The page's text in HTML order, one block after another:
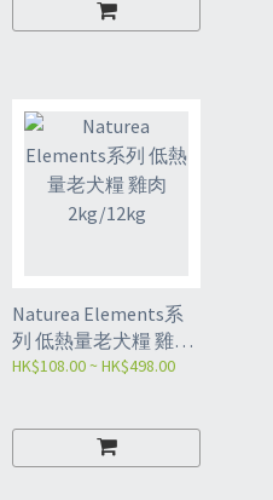
Naturea Elements系
列 低熱量老犬糧 雞肉
2kg/12kg
HK$108.00 ~ HK$498.00